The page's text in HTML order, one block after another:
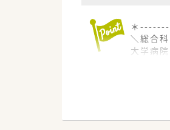
＊
＼総合
大学病
＊
■ 埼玉
■ 近く
■ 外科